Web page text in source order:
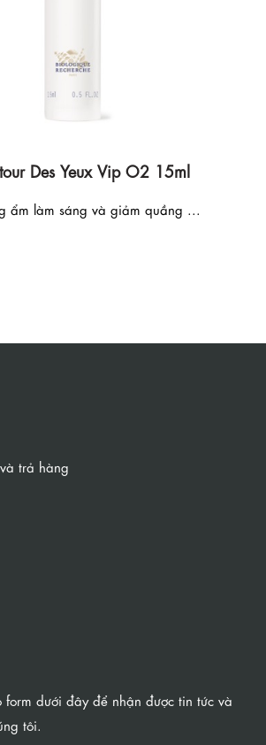
Des Yeux Vip O2 15ml
ẩm làm sáng và giảm quầng ...
trả hàng
form dưới đây để nhận được tin tức và
tôi.